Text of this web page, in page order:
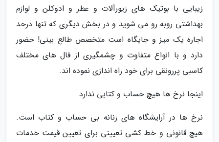
زیبایی با بوتیک های زیورآلات و عطر و ادوکلن و لوازم
بهداشتی روبه رو می شوید و در بخش دیگری که تنها درحد
اجاره یک میز و جایگاه است متخصص طالع بینی! حضور
دارد و با انواع متفاوت و چشمگیری از فال های مختلف
کاسبی پررونقی برای خود راه اندازی نموده اند.
اینجا نرخ ها هیچ حساب و کتابی ندارد
نرخ ها در آرایشگاه های زنانه بی حساب و کتاب است.
هیچ قانونی و خط کشی تعیینی برای تعیین قیمت خدمات